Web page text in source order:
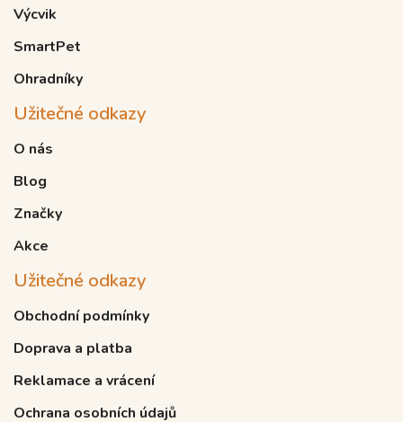
Výcvik
SmartPet
Ohradníky
Užitečné odkazy
O nás
Blog
Značky
Akce
Užitečné odkazy
Obchodní podmínky
Doprava a platba
Reklamace a vrácení
Ochrana osobních údajů